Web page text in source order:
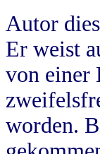
Autor
Er weist
von einer
worden.